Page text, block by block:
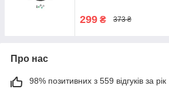
299 ₴ 373 ₴
Про нас
98% позитивних з 559 відгуків за рік